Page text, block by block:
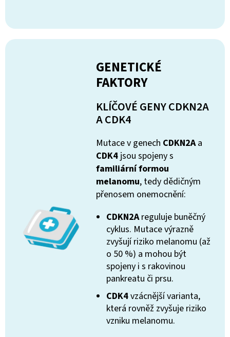
GENETICKÉ
FAKTORY
KLÍČOVÉ GENY CDKN2A
A CDK4
Mutace v genech CDKN2Aa
CDK4 jsou spojeny s
familiární formou
melanomu, tedy dědičným
přenosem onemocnění:
CDKN2Areguluje buněčný
cyklus. Mutace výrazně
zvyšují riziko melanomu (až
o 50 %) a mohou být
spojeny i s rakovinou
pankreatu či prsu.
CDK4vzácnější varianta,
která rovněž zvyšuje riziko
vzniku melanomu.